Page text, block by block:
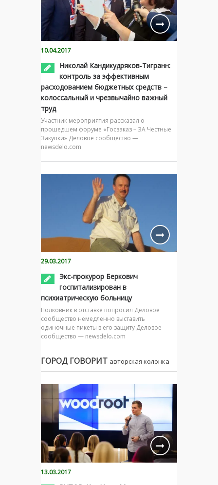
10.04.2017
Николай Кандикудряков-Тигранн:
контроль за эффективным
расходованием бюджетных средств –
колоссальный и чрезвычайно важный
труд
Участник мероприятия рассказал о
прошедшем форуме «Госзаказ – ЗА Честные
Закупки» Деловое сообщество —
newsdelo.com
29.03.2017
Экс-прокурор Беркович
госпитализирован в
психиатрическую больницу
Полковник в отставке попросил Деловое
сообщество немедленно выставить
одиночные пикеты в его защиту Деловое
сообщество — newsdelo.com
ГОРОД ГОВОРИТ авторская колонка
13.03.2017